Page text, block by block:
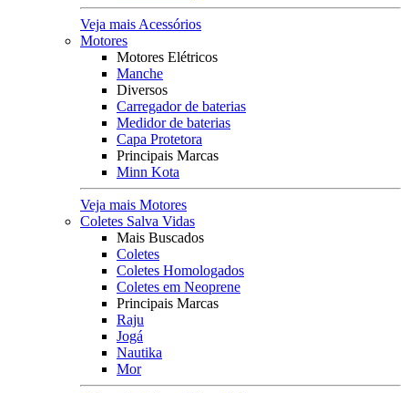
Veja mais Acessórios
Motores
Motores Elétricos
Manche
Diversos
Carregador de baterias
Medidor de baterias
Capa Protetora
Principais Marcas
Minn Kota
Veja mais Motores
Coletes Salva Vidas
Mais Buscados
Coletes
Coletes Homologados
Coletes em Neoprene
Principais Marcas
Raju
Jogá
Nautika
Mor